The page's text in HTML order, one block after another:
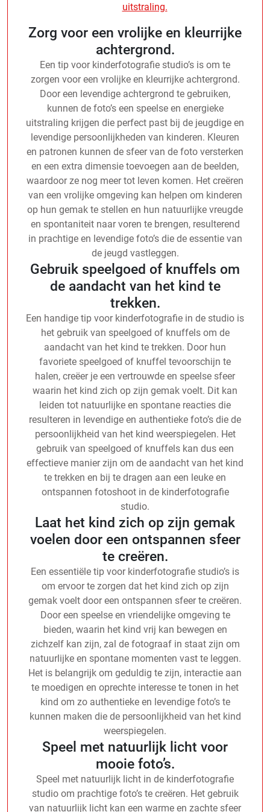
uitstraling.
Zorg voor een vrolijke en kleurrijke
achtergrond.
Een tip voor kinderfotografie studio’s is om te
zorgen voor een vrolijke en kleurrijke achtergrond.
Door een levendige achtergrond te gebruiken,
kunnen de foto’s een speelse en energieke
uitstraling krijgen die perfect past bij de jeugdige en
levendige persoonlijkheden van kinderen. Kleuren
en patronen kunnen de sfeer van de foto versterken
en een extra dimensie toevoegen aan de beelden,
waardoor ze nog meer tot leven komen. Het creëren
van een vrolijke omgeving kan helpen om kinderen
op hun gemak te stellen en hun natuurlijke vreugde
en spontaniteit naar voren te brengen, resulterend
in prachtige en levendige foto’s die de essentie van
de jeugd vastleggen.
Gebruik speelgoed of knuffels om
de aandacht van het kind te
trekken.
Een handige tip voor kinderfotografie in de studio is
het gebruik van speelgoed of knuffels om de
aandacht van het kind te trekken. Door hun
favoriete speelgoed of knuffel tevoorschijn te
halen, creëer je een vertrouwde en speelse sfeer
waarin het kind zich op zijn gemak voelt. Dit kan
leiden tot natuurlijke en spontane reacties die
resulteren in levendige en authentieke foto’s die de
persoonlijkheid van het kind weerspiegelen. Het
gebruik van speelgoed of knuffels kan dus een
effectieve manier zijn om de aandacht van het kind
te trekken en bij te dragen aan een leuke en
ontspannen fotoshoot in de kinderfotografie
studio.
Laat het kind zich op zijn gemak
voelen door een ontspannen sfeer
te creëren.
Een essentiële tip voor kinderfotografie studio’s is
om ervoor te zorgen dat het kind zich op zijn
gemak voelt door een ontspannen sfeer te creëren.
Door een speelse en vriendelijke omgeving te
bieden, waarin het kind vrij kan bewegen en
zichzelf kan zijn, zal de fotograaf in staat zijn om
natuurlijke en spontane momenten vast te leggen.
Het is belangrijk om geduldig te zijn, interactie aan
te moedigen en oprechte interesse te tonen in het
kind om zo authentieke en levendige foto’s te
kunnen maken die de persoonlijkheid van het kind
weerspiegelen.
Speel met natuurlijk licht voor
mooie foto’s.
Speel met natuurlijk licht in de kinderfotografie
studio om prachtige foto’s te creëren. Het gebruik
van natuurlijk licht kan een warme en zachte sfeer